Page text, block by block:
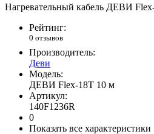
Нагревательный кабель ДЕВИ
Рейтинг:
0 отзывов
Производитель:
Деви
Модель:
ДЕВИ Flex-18T 10 м
Артикул:
140F1236R
0
Показать все характеристики